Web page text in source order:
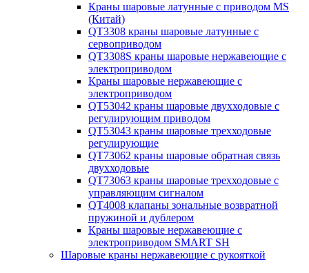
Краны шаровые латунные с приводом MS
(Китай)
QT3308 краны шаровые латунные с
сервоприводом
QT3308S краны шаровые нержавеющие с
электроприводом
Краны шаровые нержавеющие с
электроприводом
QT53042 краны шаровые двухходовые с
регулирующим приводом
QT53043 краны шаровые трехходовые
регулирующие
QT73062 краны шаровые обратная связь
двухходовые
QT73063 краны шаровые трехходовые с
управляющим сигналом
QT4008 клапаны зональные возвратной
пружиной и дублером
Краны шаровые нержавеющие с
электроприводом SMART SH
Шаровые краны нержавеющие с рукояткой